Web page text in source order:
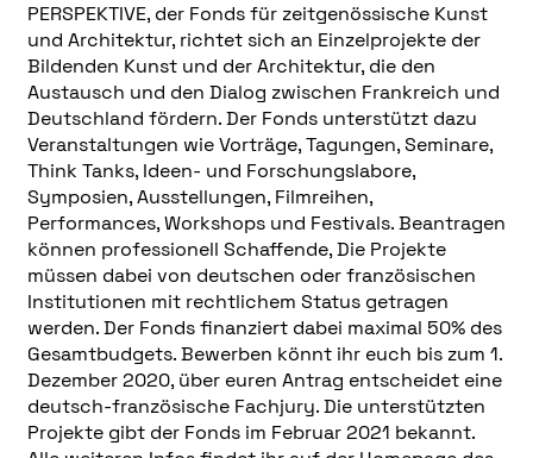
PERSPEKTIVE, der Fonds für zeitgenössische Kunst
und Architektur, richtet sich an Einzelprojekte der
Bildenden Kunst und der Architektur, die den
Austausch und den Dialog zwischen Frankreich und
Deutschland fördern. Der Fonds unterstützt dazu
Veranstaltungen wie Vorträge, Tagungen, Seminare,
Think Tanks, Ideen- und Forschungslabore,
Symposien, Ausstellungen, Filmreihen,
Performances, Workshops und Festivals. Beantragen
können professionell Schaffende, Die Projekte
müssen dabei von deutschen oder französischen
Institutionen mit rechtlichem Status getragen
werden. Der Fonds finanziert dabei maximal 50% des
Gesamtbudgets. Bewerben könnt ihr euch bis zum 1.
Dezember 2020, über euren Antrag entscheidet eine
deutsch-französische Fachjury. Die unterstützten
Projekte gibt der Fonds im Februar 2021 bekannt.